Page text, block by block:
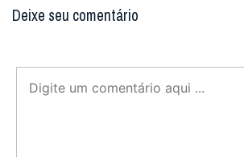
Deixe seu comentário